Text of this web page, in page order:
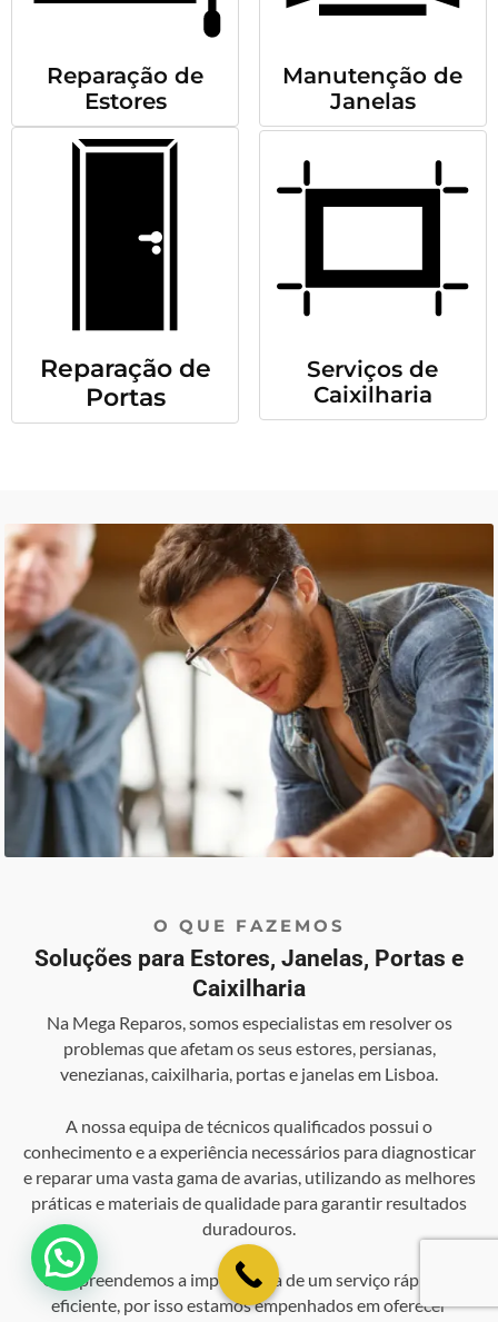
Reparação de
Estores
Manutenção de
Janelas
Reparação de
Portas
Serviços de
Caixilharia
O QUE FAZEMOS
Soluções para Estores, Janelas, Portas e
Caixilharia
Na Mega Reparos, somos especialistas em resolver os
problemas que afetam os seus estores, persianas,
venezianas, caixilharia, portas e janelas em Lisboa.
A nossa equipa de técnicos qualificados possui o
conhecimento e a experiência necessários para diagnosticar
e reparar uma vasta gama de avarias, utilizando as melhores
práticas e materiais de qualidade para garantir resultados
duradouros.
Compreendemos a importância de um serviço rápido e
eficiente, por isso estamos empenhados em oferecer
💬 Como podemos ajudar?